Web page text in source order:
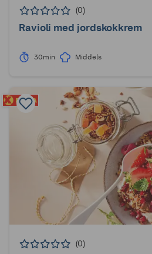
(0)
Ravioli med jordskokkrem
30min Middels
(0)